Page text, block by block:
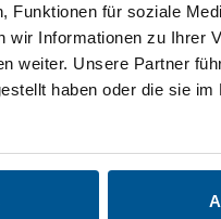
Funktionen für soziale
Informationen zu Ihrer
weiter. Unsere Partner
haben oder die sie
Varianten
Kostenloser PDF-
PDF-Dokument zum
Gedruckte Produkte:
Formular auch in
die Option „Gedruckte